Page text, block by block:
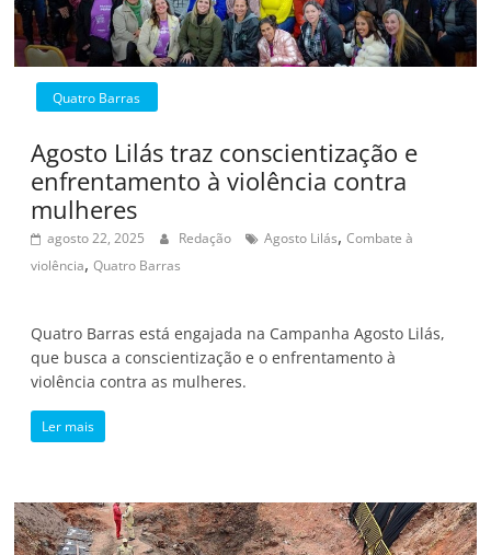
Quatro Barras
Agosto Lilás traz conscientização e
enfrentamento à violência contra
mulheres
agosto 22, 2025 Redação Agosto Lilás,Combate à
violência,Quatro Barras
Quatro Barras está engajada na Campanha Agosto Lilás,
que busca a conscientização e o enfrentamento à
violência contra as mulheres.
Ler mais